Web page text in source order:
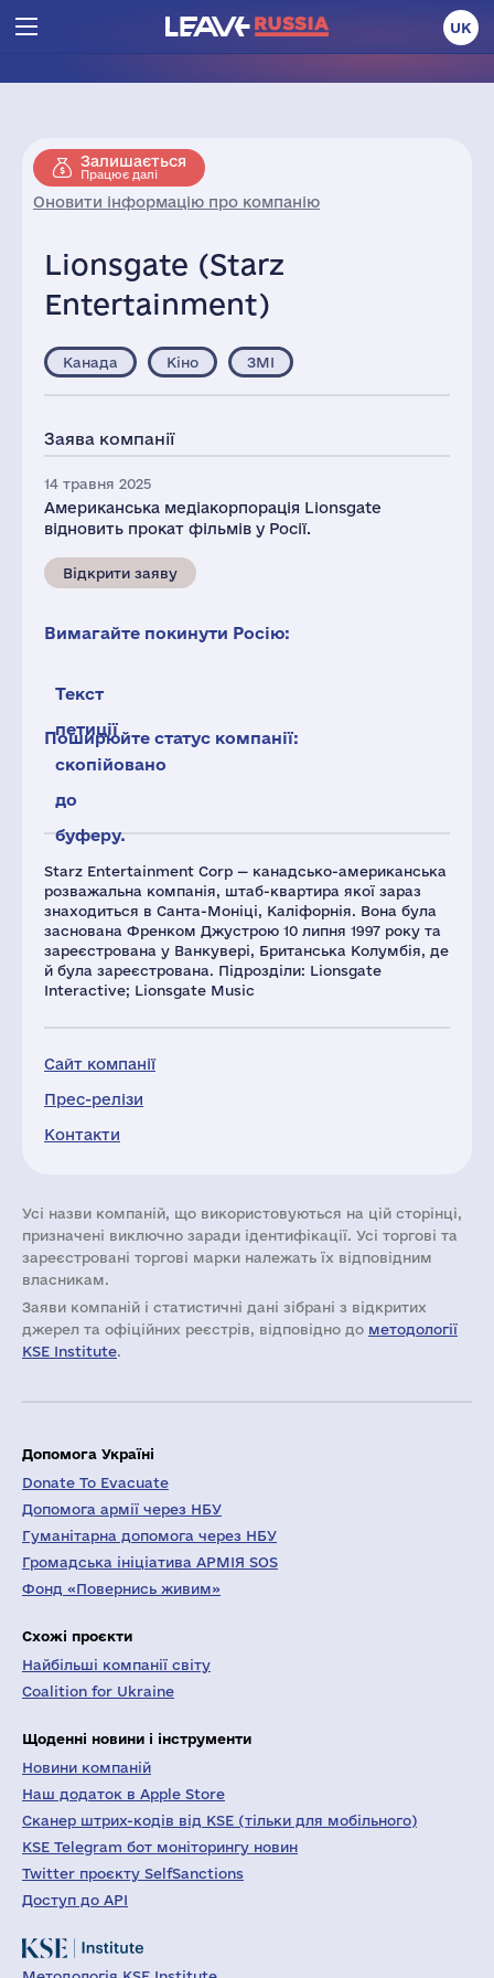
UK
Залишається
Працює далі
Оновити інформацію про компанію
Lionsgate (Starz
Entertainment)
Starz Entertainment Corp — канадсько-американська
розважальна компанія, штаб-квартира якої зараз
знаходиться в Санта-Моніці, Каліфорнія. Вона була
заснована Френком Джустрою 10 липня 1997 року та
зареєстрована у Ванкувері, Британська Колумбія, де
й була зареєстрована. Підрозділи: Lionsgate
Interactive; Lionsgate Music
Сайт компанії
Прес-релізи
Контакти
Канада Кіно ЗМІ
Заява компанії
14 травня 2025
Американська медіакорпорація Lionsgate
відновить прокат фільмів у Росії.
Відкрити заяву
Вимагайте покинути Росію:
Текст
петиції
скопійовано
до
буферу.
Поширюйте статус компанії:
Усі назви компаній, що використовуються на цій сторінці,
призначені виключно заради ідентифікації. Усі торгові та
зареєстровані торгові марки належать їх відповідним
власникам.
Заяви компаній i статистичні дані зібрані з відкритих
джерел та офіційних реєстрів, відповідно до методології
KSE Institute.
Допомога Україні
Donate To Evacuate
Допомога армії через НБУ
Гуманітарна допомога через НБУ
Громадська ініціатива АРМІЯ SOS
Фонд «Повернись живим»
Схожі проєкти
Найбільші компанії світу
Coalition for Ukraine
Щоденні новини і інструменти
Новини компаній
Наш додаток в Apple Store
Сканер штрих-кодів від KSE (тільки для мобільного)
KSE Telegram бот моніторингу новин
Twitter проєкту SelfSanctions
Доступ до API